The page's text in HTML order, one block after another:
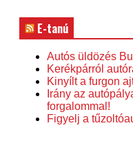
E-tanú
Autós üldözés
Kerékpárról
Kinyílt a furgon
Irány az
forgalommal!
Figyelj a